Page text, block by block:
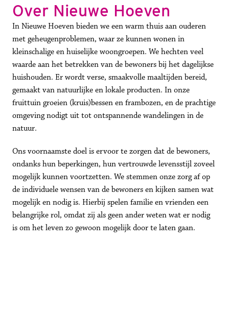
Over Nieuwe Hoeven
In Nieuwe Hoeven bieden we een warm thuis aan ouderen
met geheugenproblemen, waar ze kunnen wonen in
kleinschalige en huiselijke woongroepen. We hechten veel
waarde aan het betrekken van de bewoners bij het dagelijkse
huishouden. Er wordt verse, smaakvolle maaltijden bereid,
gemaakt van natuurlijke en lokale producten. In onze
fruittuin groeien (kruis)bessen en frambozen, en de prachtige
omgeving nodigt uit tot ontspannende wandelingen in de
natuur.
Ons voornaamste doel is ervoor te zorgen dat de bewoners,
ondanks hun beperkingen, hun vertrouwde levensstijl zoveel
mogelijk kunnen voortzetten. We stemmen onze zorg af op
de individuele wensen van de bewoners en kijken samen wat
mogelijk en nodig is. Hierbij spelen familie en vrienden een
belangrijke rol, omdat zij als geen ander weten wat er nodig
is om het leven zo gewoon mogelijk door te laten gaan.